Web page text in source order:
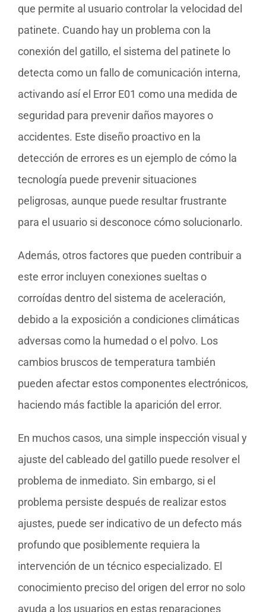
que permite al usuario controlar la velocidad del
patinete. Cuando hay un problema con la
conexión del gatillo, el sistema del patinete lo
detecta como un fallo de comunicación interna,
activando así el Error E01 como una medida de
seguridad para prevenir daños mayores o
accidentes. Este diseño proactivo en la
detección de errores es un ejemplo de cómo la
tecnología puede prevenir situaciones
peligrosas, aunque puede resultar frustrante
para el usuario si desconoce cómo solucionarlo.
Además, otros factores que pueden contribuir a
este error incluyen conexiones sueltas o
corroídas dentro del sistema de aceleración,
debido a la exposición a condiciones climáticas
adversas como la humedad o el polvo. Los
cambios bruscos de temperatura también
pueden afectar estos componentes electrónicos,
haciendo más factible la aparición del error.
En muchos casos, una simple inspección visual y
ajuste del cableado del gatillo puede resolver el
problema de inmediato. Sin embargo, si el
problema persiste después de realizar estos
ajustes, puede ser indicativo de un defecto más
profundo que posiblemente requiera la
intervención de un técnico especializado. El
conocimiento preciso del origen del error no solo
ayuda a los usuarios en estas reparaciones